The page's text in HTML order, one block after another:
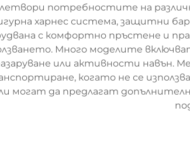
потребностите на
харнес система, защитни
с комфортно пръстене и
Много моделите
или активности навън.
когато не се
могат да предлагат